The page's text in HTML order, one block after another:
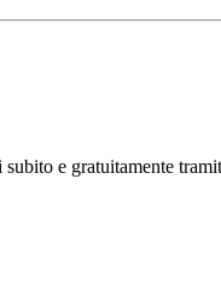
e gratuitamente